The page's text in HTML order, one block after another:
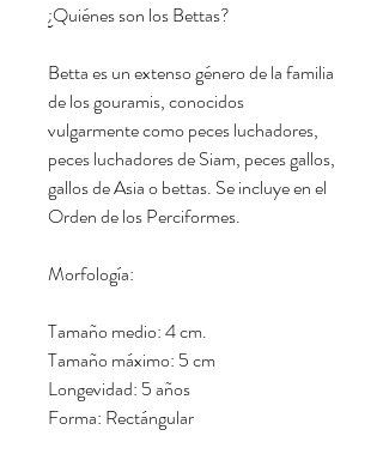
¿Quiénes son los Bettas?
Betta es un extenso género de la familia
de los gouramis, conocidos
vulgarmente como peces luchadores,
peces luchadores de Siam, peces gallos,
gallos de Asia o bettas. Se incluye en el
Orden de los Perciformes.
Morfología:
Tamaño medio: 4 cm.
Tamaño máximo: 5 cm
Longevidad: 5 años
Forma: Rectángular